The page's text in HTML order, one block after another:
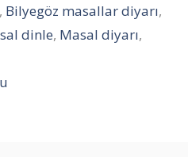
, Bilyegöz masallar diyarı,
dinle, Masal diyarı,